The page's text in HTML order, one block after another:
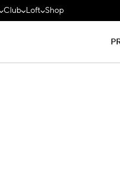
Club Loft Shop